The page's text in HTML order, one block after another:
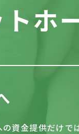
ホ
資金提供だけで